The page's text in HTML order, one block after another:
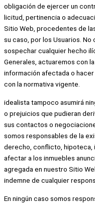
obligación de ejercer un
licitud, pertinencia o
Sitio Web, procedentes de
su caso, por los Usuarios.
sospechar cualquier hecho
Generales, actuaremos con
información afectada o
con la normativa vigente.
idealista tampoco asumirá
o prejuicios que pudieran
sus contactos o
somos responsables de la
derecho, conflicto, hipoteca,
afectar a los inmuebles
agregada en nuestro Sitio
indemne de cualquier
En ningún caso somos